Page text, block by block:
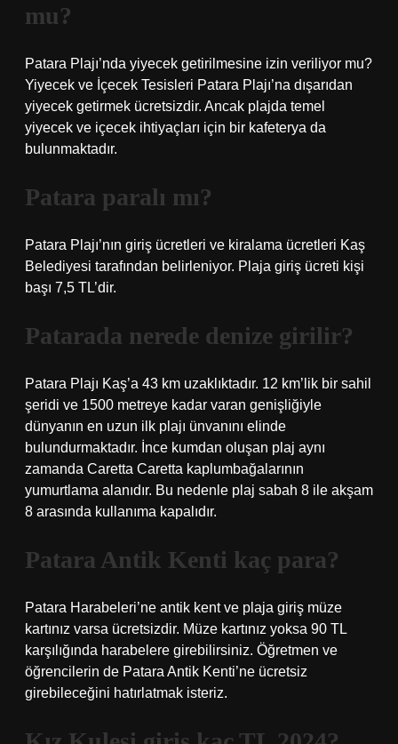
mu?
Patara Plajı’nda yiyecek getirilmesine izin veriliyor mu?
Yiyecek ve İçecek Tesisleri Patara Plajı’na dışarıdan
yiyecek getirmek ücretsizdir. Ancak plajda temel
yiyecek ve içecek ihtiyaçları için bir kafeterya da
bulunmaktadır.
Patara paralı mı?
Patara Plajı’nın giriş ücretleri ve kiralama ücretleri Kaş
Belediyesi tarafından belirleniyor. Plaja giriş ücreti kişi
başı 7,5 TL’dir.
Patarada nerede denize girilir?
Patara Plajı Kaş’a 43 km uzaklıktadır. 12 km’lik bir sahil
şeridi ve 1500 metreye kadar varan genişliğiyle
dünyanın en uzun ilk plajı ünvanını elinde
bulundurmaktadır. İnce kumdan oluşan plaj aynı
zamanda Caretta Caretta kaplumbağalarının
yumurtlama alanıdır. Bu nedenle plaj sabah 8 ile akşam
8 arasında kullanıma kapalıdır.
Patara Antik Kenti kaç para?
Patara Harabeleri’ne antik kent ve plaja giriş müze
kartınız varsa ücretsizdir. Müze kartınız yoksa 90 TL
karşılığında harabelere girebilirsiniz. Öğretmen ve
öğrencilerin de Patara Antik Kenti’ne ücretsiz
girebileceğini hatırlatmak isteriz.